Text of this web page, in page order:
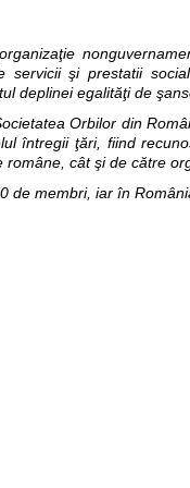
servicii şi prestatii
deplinei egalităţi de
Orbilor din
întregii ţări, fiind
cât şi de către
de membri, iar în